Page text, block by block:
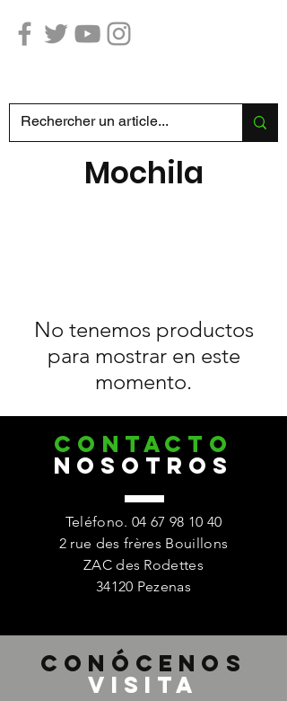
Mochila
No tenemos productos
para mostrar en este
momento.
CONTACTO
nosotros
Teléfono. 04 67 98 10 40
2 rue des frères Bouillons
ZAC des Rodettes
34120 Pezenas
Conócenos
Visita